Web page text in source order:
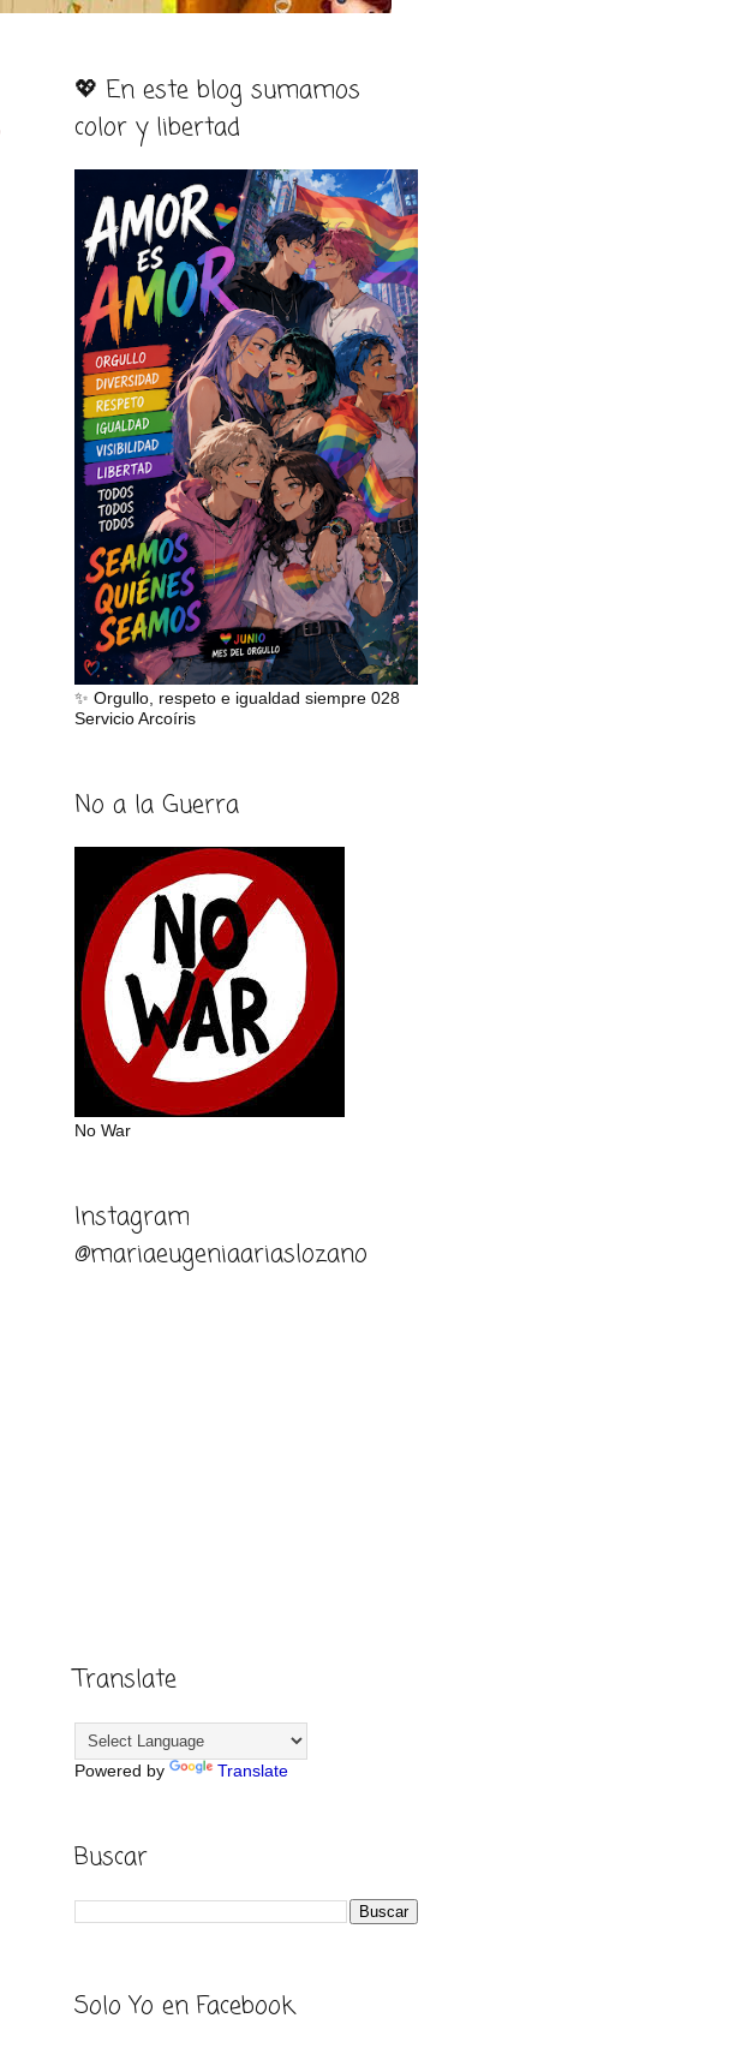
💖 En este blog sumamos
color y libertad
✨ Orgullo, respeto e igualdad siempre 028
Servicio Arcoíris
No a la Guerra
No War
Instagram
@mariaeugeniaariaslozano
Translate
Powered by Translate
Buscar
Solo Yo en Facebook